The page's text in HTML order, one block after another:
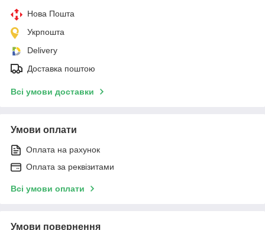
Нова Пошта
Укрпошта
Delivery
Доставка поштою
Всі умови доставки
Умови оплати
Оплата на рахунок
Оплата за реквізитами
Всі умови оплати
Умови повернення